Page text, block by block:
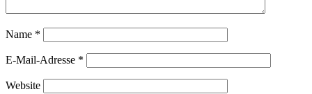
Name *
E-Mail-Adresse *
Website